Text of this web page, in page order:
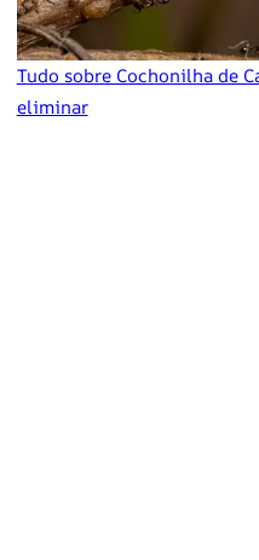
Tudo sobre Cochonilha de
eliminar